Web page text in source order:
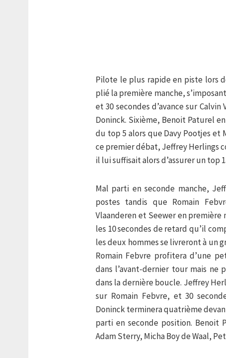
Pilote le plus rapide en piste lors
plié la première manche,
et 30 secondes d’avance sur
Doninck. Sixième, Benoit Paturel
du top 5 alors que Davy Pootjes et
ce premier débat, Jeffrey Herlings
il lui suffisait alors d’assurer un top
Mal parti en seconde manche,
postes tandis que Romain
Vlaanderen et Seewer en
les 10 secondes de retard qu’il
les deux hommes se livreront à un
Romain Febvre profitera d’une
dans l’avant-dernier tour mais ne
dans la dernière boucle. Jeffrey
sur Romain Febvre, et 30
Doninck terminera quatrième
parti en seconde position. Benoit
Adam Sterry, Micha Boy de Waal,